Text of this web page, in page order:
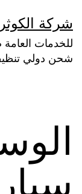
إلى
المحتوى
شركة الكوثر
للخدمات
شحن دولي